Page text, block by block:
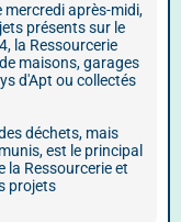
après-midi,
présents sur le
la Ressourcerie
maisons, garages
d'Apt ou collectés
déchets, mais
est le principal
la Ressourcerie et
projets